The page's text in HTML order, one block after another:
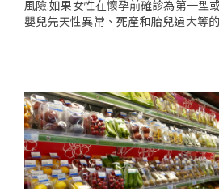
病的特色,也是性無能的原因.研究專
探討,哪些治療第二型糖尿病的藥物可
風險.如果女性在懷孕前確診為第一型
嬰兒先天性異常、死產和胎兒過大等
升.在台灣,似有相同的現象.報告怎麼
2012年至2016年有可分析數據的40
為第一型或第二型糖尿病粗盛行率維
行率由5.2%增加至5.6%.研究人員進
前BMI和地區的疾病盛行率有所不同.
阿拉斯加原住民女性孕前確診為第一
最高(2.1%),妊娠糖尿病的盛行率則